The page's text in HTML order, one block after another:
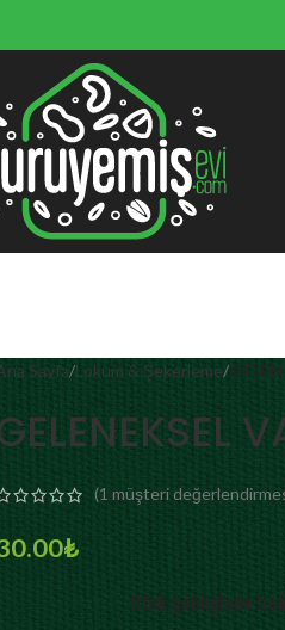
Sayfa Lokum & Şekerleme
(1 müşteri
₺
Stok geldiğinde